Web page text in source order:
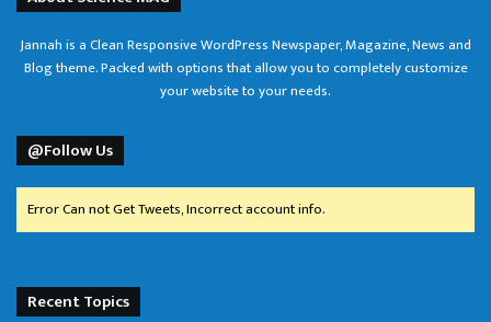
Jannah is a Clean Responsive WordPress Newspaper, Magazine, News and
Blog theme. Packed with options that allow you to completely customize
your website to your needs.
@Follow Us
Error Can not Get Tweets, Incorrect account info.
Recent Topics